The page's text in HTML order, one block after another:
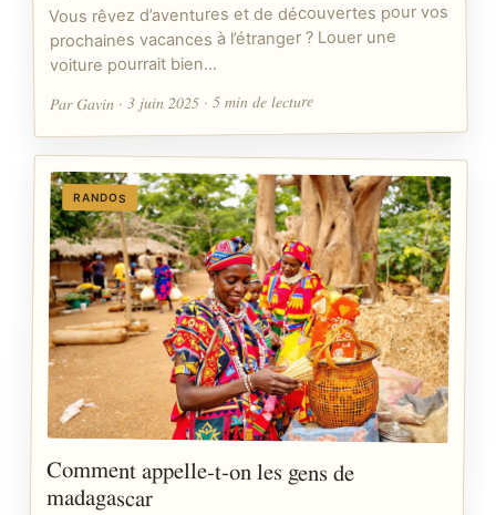
Vous rêvez d’aventures et de découvertes pour vos
prochaines vacances à l’étranger ? Louer une
voiture pourrait bien…
Par Gavin · 3 juin 2025 · 5 min de lecture
RANDOS
Comment appelle-t-on les gens de
madagascar